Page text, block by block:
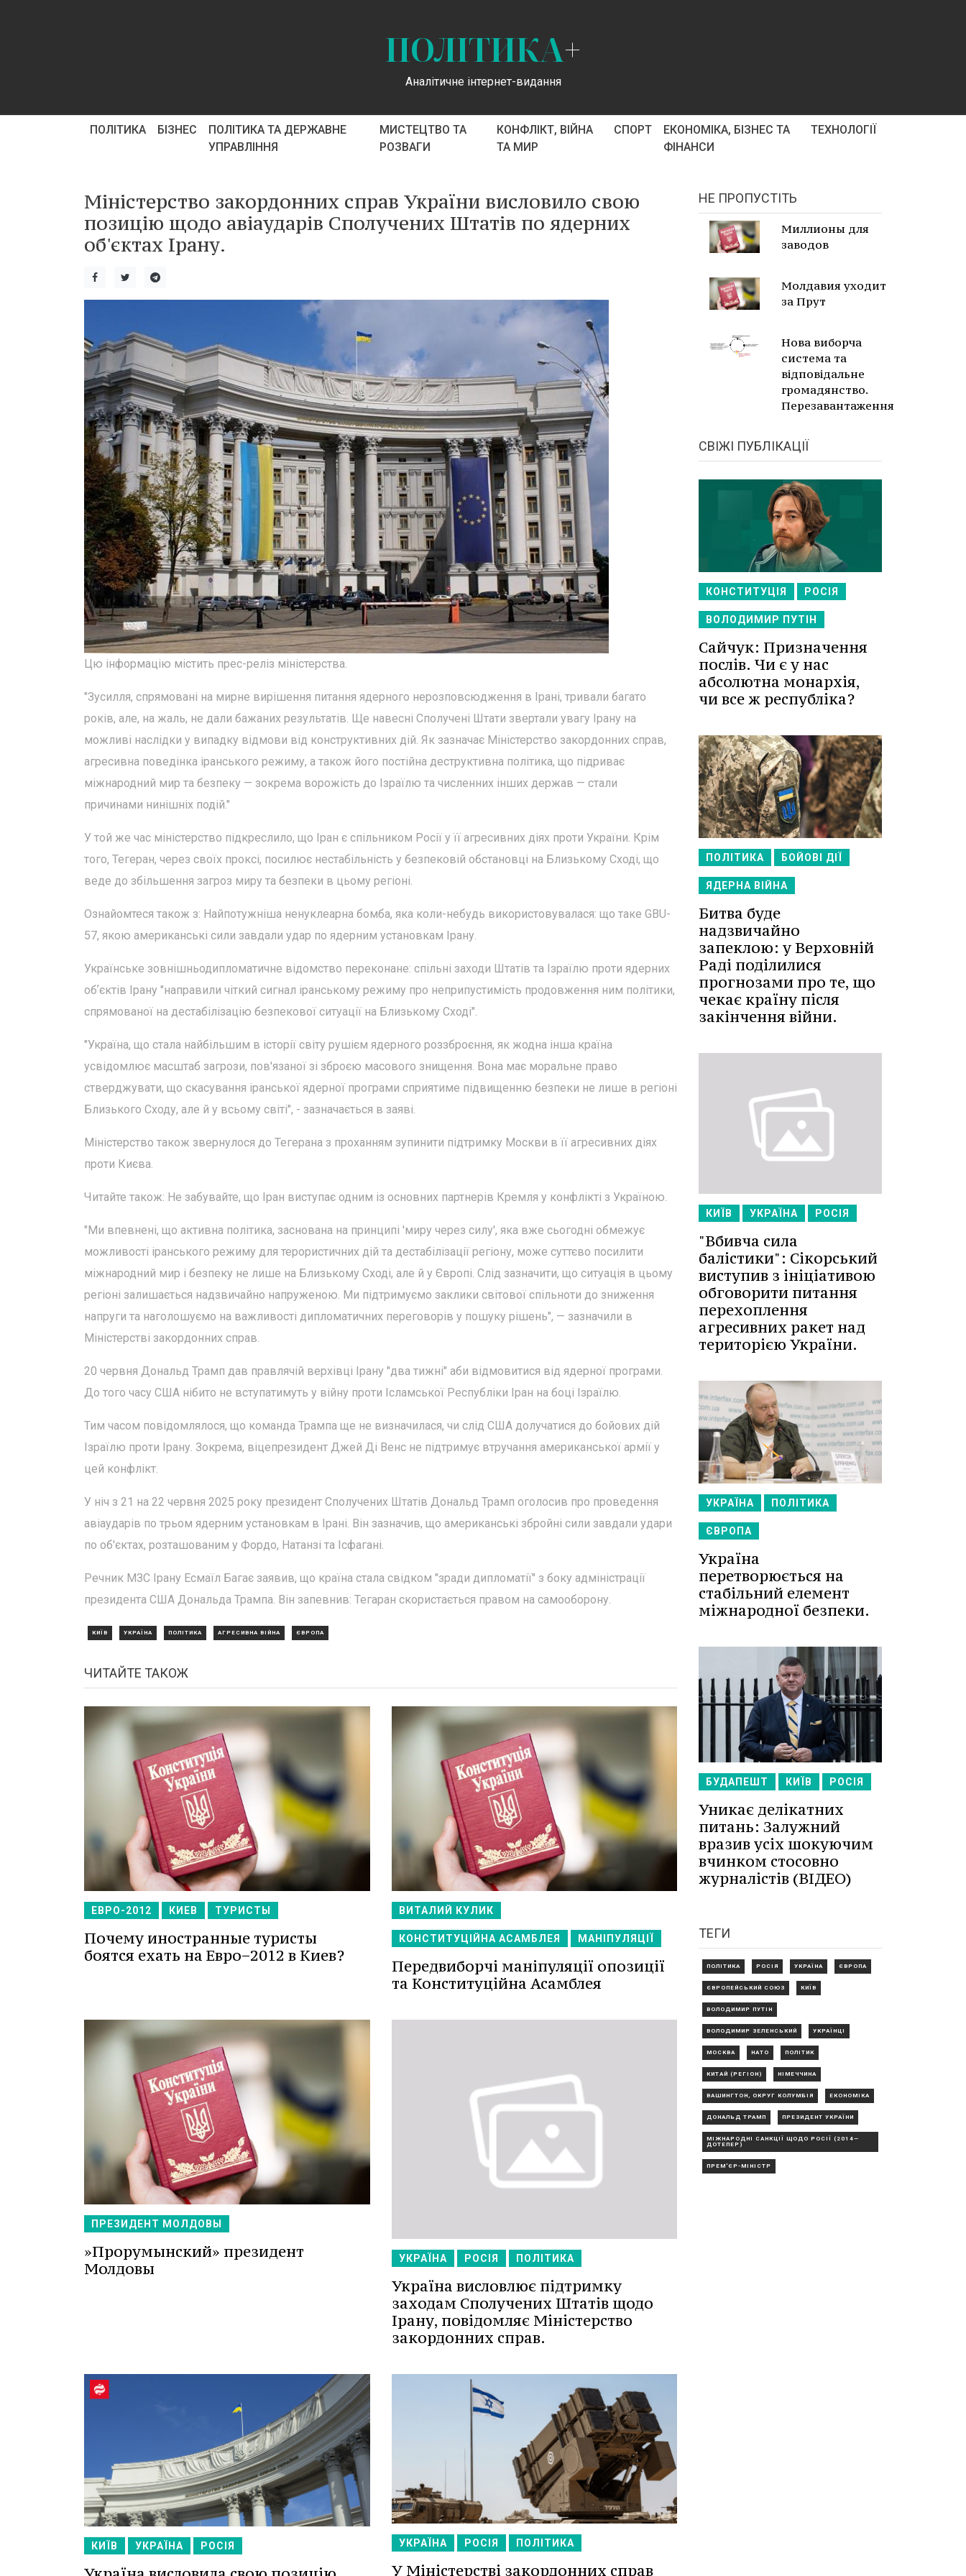
ПОЛІТИКА+
Аналітичне інтернет-видання
ПОЛІТИКА БІЗНЕС
ПОЛІТИКА ТА ДЕРЖАВНЕ
УПРАВЛІННЯ
МИСТЕЦТВО ТА
РОЗВАГИ
КОНФЛІКТ, ВІЙНА
ТА МИР
СПОРТ
ЕКОНОМІКА, БІЗНЕС ТА
ФІНАНСИ
ТЕХНОЛОГІЇ
Міністерство закордонних справ України висловило свою
позицію щодо авіаударів Сполучених Штатів по ядерних
об'єктах Ірану.
Цю інформацію містить прес-реліз міністерства.
"Зусилля, спрямовані на мирне вирішення питання ядерного нерозповсюдження в Ірані, тривали багато
років, але, на жаль, не дали бажаних результатів. Ще навесні Сполучені Штати звертали увагу Ірану на
можливі наслідки у випадку відмови від конструктивних дій. Як зазначає Міністерство закордонних справ,
агресивна поведінка іранського режиму, а також його постійна деструктивна політика, що підриває
міжнародний мир та безпеку — зокрема ворожість до Ізраїлю та численних інших держав — стали
причинами нинішніх подій."
У той же час міністерство підкреслило, що Іран є спільником Росії у її агресивних діях проти України. Крім
того, Тегеран, через своїх проксі, посилює нестабільність у безпековій обстановці на Близькому Сході, що
веде до збільшення загроз миру та безпеки в цьому регіоні.
Ознайомтеся також з: Найпотужніша ненуклеарна бомба, яка коли-небудь використовувалася: що таке GBU-
57, якою американські сили завдали удар по ядерним установкам Ірану.
Українське зовнішньодипломатичне відомство переконане: спільні заходи Штатів та Ізраїлю проти ядерних
обʼєктів Ірану "направили чіткий сигнал іранському режиму про неприпустимість продовження ним політики,
спрямованої на дестабілізацію безпекової ситуації на Близькому Сході".
"Україна, що стала найбільшим в історії світу рушієм ядерного роззброєння, як жодна інша країна
усвідомлює масштаб загрози, пов'язаної зі зброєю масового знищення. Вона має моральне право
стверджувати, що скасування іранської ядерної програми сприятиме підвищенню безпеки не лише в регіоні
Близького Сходу, але й у всьому світі", - зазначається в заяві.
Міністерство також звернулося до Тегерана з проханням зупинити підтримку Москви в її агресивних діях
проти Києва.
Читайте також: Не забувайте, що Іран виступає одним із основних партнерів Кремля у конфлікті з Україною.
"Ми впевнені, що активна політика, заснована на принципі 'миру через силу', яка вже сьогодні обмежує
можливості іранського режиму для терористичних дій та дестабілізації регіону, може суттєво посилити
міжнародний мир і безпеку не лише на Близькому Сході, але й у Європі. Слід зазначити, що ситуація в цьому
регіоні залишається надзвичайно напруженою. Ми підтримуємо заклики світової спільноти до зниження
напруги та наголошуємо на важливості дипломатичних переговорів у пошуку рішень", — зазначили в
Міністерстві закордонних справ.
20 червня Дональд Трамп дав правлячій верхівці Ірану "два тижні" аби відмовитися від ядерної програми.
До того часу США нібито не вступатимуть у війну проти Ісламської Республіки Іран на боці Ізраїлю.
Тим часом повідомлялося, що команда Трампа ще не визначилася, чи слід США долучатися до бойових дій
Ізраїлю проти Ірану. Зокрема, віцепрезидент Джей Ді Венс не підтримує втручання американської армії у
цей конфлікт.
У ніч з 21 на 22 червня 2025 року президент Сполучених Штатів Дональд Трамп оголосив про проведення
авіаударів по трьом ядерним установкам в Ірані. Він зазначив, що американські збройні сили завдали удари
по об'єктах, розташованим у Фордо, Натанзі та Ісфагані.
Речник МЗС Ірану Есмаїл Багає заявив, що країна стала свідком "зради дипломатії" з боку адміністрації
президента США Дональда Трампа. Він запевнив: Тегаран скористається правом на самооборону.
КИЇВ УКРАЇНА ПОЛІТИКА АГРЕСИВНА ВІЙНА ЄВРОПА
ЧИТАЙТЕ ТАКОЖ
ЕВРО-2012 КИЕВ ТУРИСТЫ
Почему иностранные туристы
боятся ехать на Евро−2012 в Киев?
ВИТАЛИЙ КУЛИК
КОНСТИТУЦІЙНА АСАМБЛЕЯ МАНІПУЛЯЦІЇ
Передвиборчі маніпуляції опозиції
та Конституційна Асамблея
ПРЕЗИДЕНТ МОЛДОВЫ
»Прорумынский» президент
Молдовы
УКРАЇНА РОСІЯ ПОЛІТИКА
Україна висловлює підтримку
заходам Сполучених Штатів щодо
Ірану, повідомляє Міністерство
закордонних справ.
КИЇВ УКРАЇНА РОСІЯ УКРАЇНА РОСІЯ ПОЛІТИКА
У Міністерстві закордонних справ
НЕ ПРОПУСТІТЬ
Миллионы для
заводов
Молдавия уходит
за Прут
Нова виборча
система та
відповідальне
громадянство.
Перезавантаження
СВІЖІ ПУБЛІКАЦІЇ
КОНСТИТУЦІЯ РОСІЯ
ВОЛОДИМИР ПУТІН
Сайчук: Призначення
послів. Чи є у нас
абсолютна монархія,
чи все ж республіка?
ПОЛІТИКА БОЙОВІ ДІЇ
ЯДЕРНА ВІЙНА
Битва буде
надзвичайно
запеклою: у Верховній
Раді поділилися
прогнозами про те, що
чекає країну після
закінчення війни.
КИЇВ УКРАЇНА РОСІЯ
"Вбивча сила
балістики": Сікорський
виступив з ініціативою
обговорити питання
перехоплення
агресивних ракет над
територією України.
УКРАЇНА ПОЛІТИКА
ЄВРОПА
Україна
перетворюється на
стабільний елемент
міжнародної безпеки.
БУДАПЕШТ КИЇВ РОСІЯ
Уникає делікатних
питань: Залужний
вразив усіх шокуючим
вчинком стосовно
журналістів (ВІДЕО)
ТЕГИ
ПОЛІТИКА РОСІЯ УКРАЇНА ЄВРОПА
ЄВРОПЕЙСЬКИЙ СОЮЗ КИЇВ
ВОЛОДИМИР ПУТІН
ВОЛОДИМИР ЗЕЛЕНСЬКИЙ УКРАЇНЦІ
МОСКВА НАТО ПОЛІТИК
КИТАЙ (РЕГІОН) НІМЕЧЧИНА
ВАШИНГТОН, ОКРУГ КОЛУМБІЯ ЕКОНОМІКА
ДОНАЛЬД ТРАМП ПРЕЗИДЕНТ УКРАЇНИ
МІЖНАРОДНІ САНКЦІЇ ЩОДО РОСІЇ (2014—
ДОТЕПЕР)
ПРЕМ'ЄР-МІНІСТР